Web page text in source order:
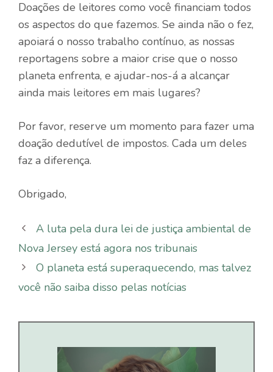
Doações de leitores como você financiam todos
os aspectos do que fazemos. Se ainda não o fez,
apoiará o nosso trabalho contínuo, as nossas
reportagens sobre a maior crise que o nosso
planeta enfrenta, e ajudar-nos-á a alcançar
ainda mais leitores em mais lugares?
Por favor, reserve um momento para fazer uma
doação dedutível de impostos. Cada um deles
faz a diferença.
Obrigado,
A luta pela dura lei de justiça ambiental de
Nova Jersey está agora nos tribunais
O planeta está superaquecendo, mas talvez
você não saiba disso pelas notícias